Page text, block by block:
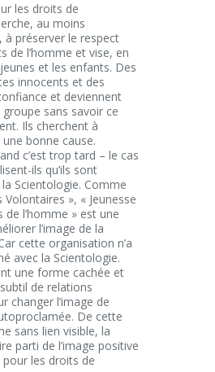
les droits de
au moins
à préserver le respect
de l’homme et vise, en
et les enfants. Des
innocents et des
et deviennent
sans savoir ce
Ils cherchent à
bonne cause.
c’est trop tard – le cas
ils qu’ils sont
Scientologie. Comme
», « Jeunesse
l’homme » est une
l’image de la
cette organisation n’a
avec la Scientologie.
une forme cachée et
de relations
changer l’image de
De cette
sans lien visible, la
parti de l’image positive
pour les droits de